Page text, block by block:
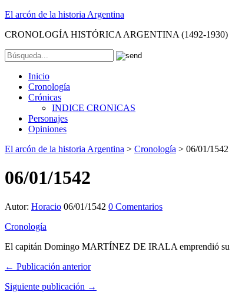
El arcón de la historia Argentina
CRONOLOGÍA HISTÓRICA ARGENTINA (1492-1930)
Inicio
Cronología
Crónicas
INDICE CRONICAS
Personajes
Opiniones
El arcón de la historia Argentina > Cronología > 06/01/1542
06/01/1542
Autor: Horacio 06/01/1542 0 Comentarios
Cronología
El capitán Domingo MARTÍNEZ DE IRALA emprendió su
← Publicación anterior
Siguiente publicación →